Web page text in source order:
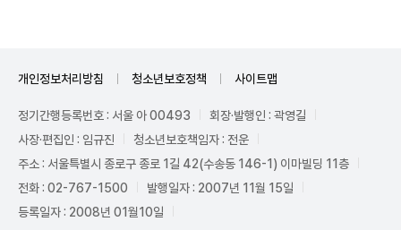
개인정보처리방침 청소년보호정책 사이트맵
정기간행등록번호 : 서울 아 00493
회장·발행인 : 곽영길
사장·편집인 : 임규진
청소년보호책임자 : 전운
주소 : 서울특별시 종로구 종로 1길 42(수송동 146-1) 이마빌딩 11층
전화 : 02-767-1500
발행일자 : 2007년 11월 15일
등록일자 : 2008년 01월10일